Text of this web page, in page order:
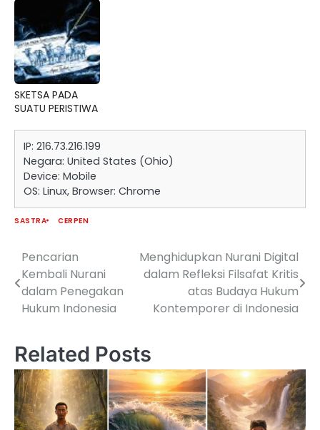
SKETSA PADA
SUATU PERISTIWA
IP: 216.73.216.199
Negara: United States (Ohio)
Device: Mobile
OS: Linux, Browser: Chrome
SASTRA CERPEN
Navigasi
pos
Pencarian
Kembali Nurani
dalam Penegakan
Hukum Indonesia
Menghidupkan Nurani Digital
dalam Refleksi Filsafat Kritis
atas Budaya Hukum
Kontemporer di Indonesia
Related Posts